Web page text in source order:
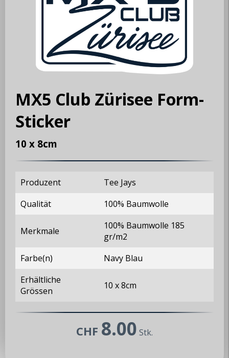
MX5 Club Zürisee Form-
Sticker
10 x 8cm
Produzent
Tee Jays
Qualität
100% Baumwolle
Merkmale
100% Baumwolle 185
gr/m2
Farbe(n)
Navy Blau
Erhältliche
Grössen
10 x 8cm
CHF 8.00 Stk.
MX5 Club Zürisee
www.mx5-club-zuerisee.ch